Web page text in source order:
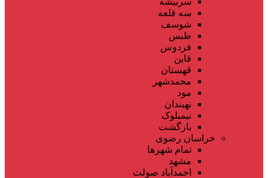
سه قلعه
شوسف
طبس
فردوس
قاین
قهستان
محمدشهر
مود
نهبندان
نیمبلوک
بازگشت
خراسان رضوی
تمام شهر‌ها
مشهد
احمدآباد صولت